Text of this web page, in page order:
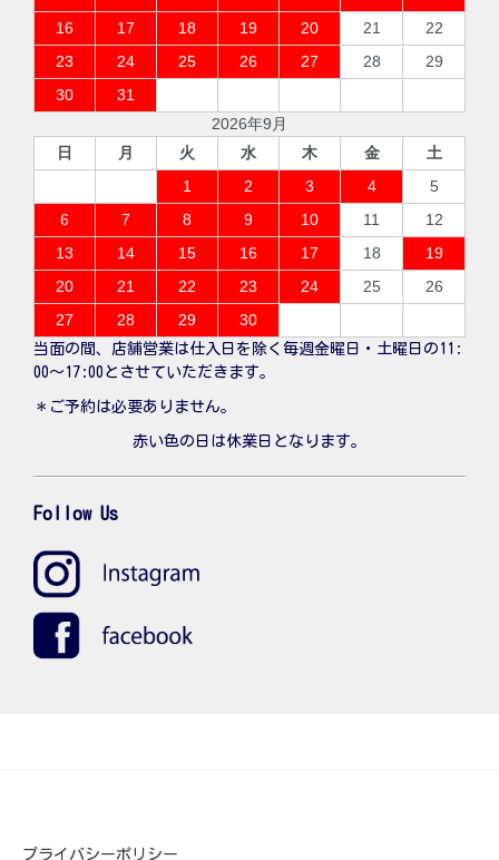
16
17 18 19 20 21
22
23
24 25 26 27 28
29
30
31
2026年9月
日
月 火 水 木 金
土
1
2 3 4
5
6
7 8 9 10 11
12
13
14 15 16 17 18
19
20
21 22 23 24 25
26
27
28 29 30
当面の間、店舗営業は仕入日を除く毎週金曜日・土曜日の11:
00〜17:00とさせていただきます。
＊ご予約は必要ありません。
赤い色の日は休業日となります。
Follow Us
プライバシーポリシー